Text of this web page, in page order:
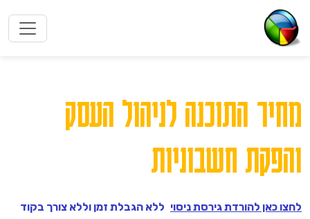
מחיר התוכנה לניהול העסק
והפקת חשבוניות
לחצו כאן להורדת גירסת ניסוי ללא הגבלת זמן וללא צורך בקוד